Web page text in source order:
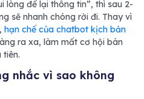
lòng để lại thông tin”, thì sau 2-
sẽ nhanh chóng rời đi. Thay vì
hạn chế của chatbot kịch bản
ra xa, làm mất cơ hội bán
tiên.
nhắc vì sao không